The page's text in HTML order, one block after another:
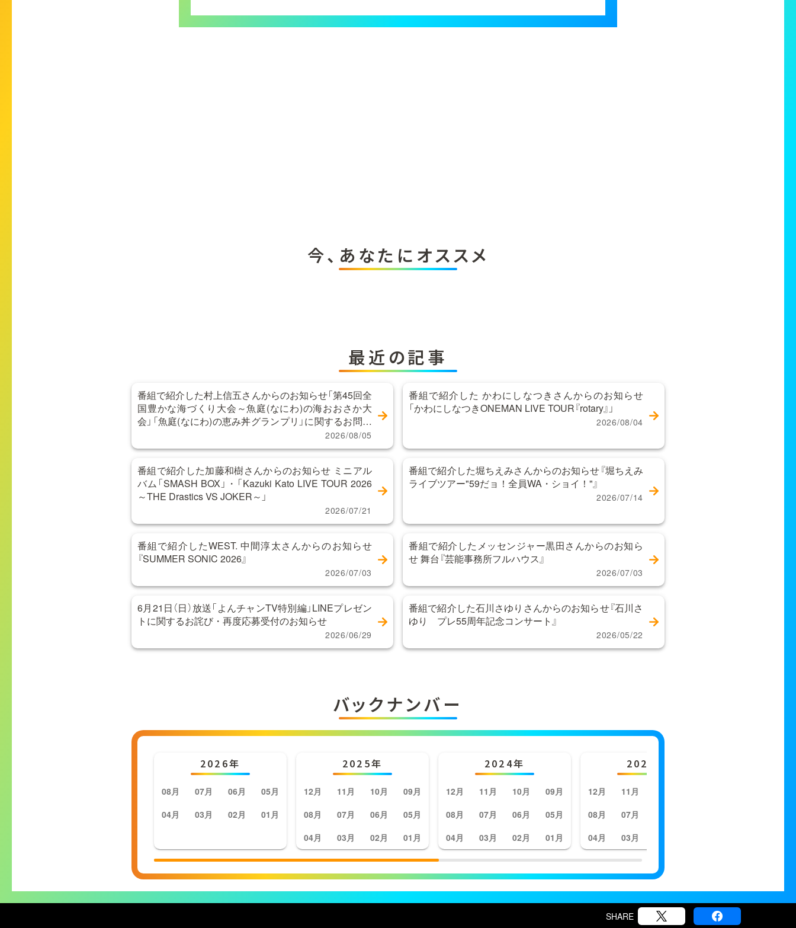
今、あなたにオススメ
最近の記事
番組で紹介した村上信五さんからのお知らせ「第45回全
国豊かな海づくり大会～魚庭(なにわ)の海おおさか大
会」「魚庭(なにわ)の恵み丼グランプリ」に関するお問い
2026/08/05
番組で紹介した かわにしなつきさんからのお知らせ
「かわにしなつきONEMAN LIVE TOUR『rotary』」
2026/08/04
番組で紹介した加藤和樹さんからのお知らせ ミニアル
バム「SMASH BOX」・「Kazuki Kato LIVE TOUR 2026
～THE Drastics VS JOKER～」
2026/07/21
番組で紹介した堀ちえみさんからのお知らせ『堀ちえみ
ライブツアー"59だョ！全員WA・ショイ！"』
2026/07/14
番組で紹介したWEST. 中間淳太さんからのお知らせ
『SUMMER SONIC 2026』
2026/07/03
番組で紹介したメッセンジャー黒田さんからのお知ら
せ 舞台『芸能事務所フルハウス』
2026/07/03
6月21日（日）放送「よんチャンTV特別編」LINEプレゼン
トに関するお詫び・再度応募受付のお知らせ
2026/06/29
番組で紹介した石川さゆりさんからのお知らせ『石川さ
ゆり プレ55周年記念コンサート』
2026/05/22
バックナンバー
2026年
08月 07月 06月
05月
04月
03月 02月 01月
2025年
12月 11月 10月
09月
08月
07月 06月
05月
04月
03月 02月 01月
2024年
12月 11月 10月
09月
08月
07月 06月
05月
04月
03月 02月 01月
2023年
12月 11月
08月
07月
04月
03月
SHARE